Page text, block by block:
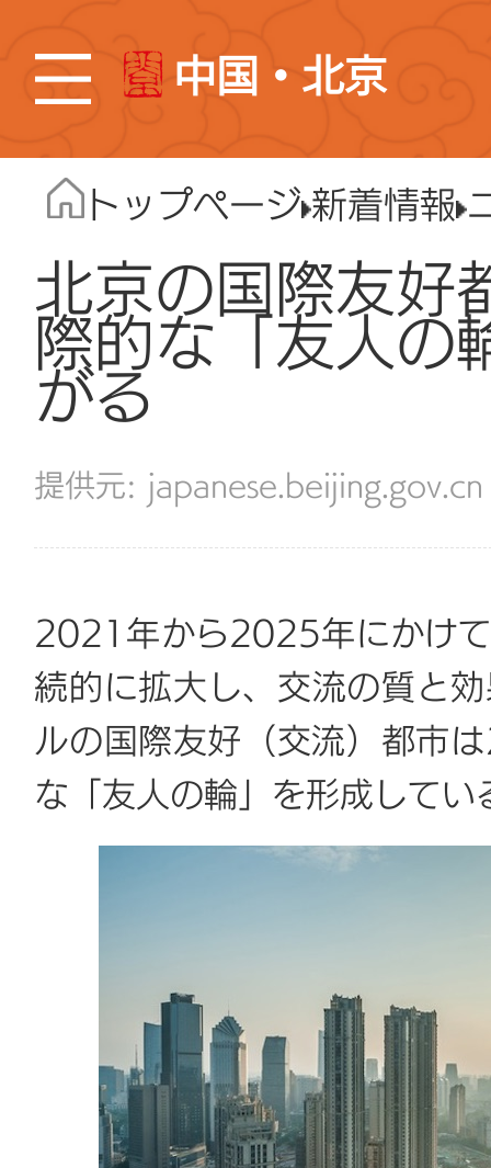
中国・北京
トップページ 新着情報
北京の国際友
際的な「友人の
がる
japanese.beijing.gov.cn
2021年から2025年にかけ
続的に拡大し、交流の質と
ルの国際友好（交流）都市
な「友人の輪」を形成してい